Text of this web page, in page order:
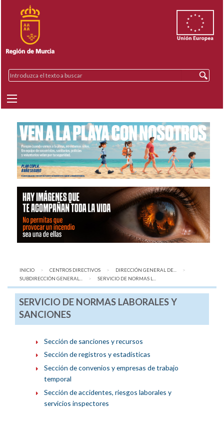
INICIO CENTROS DIRECTIVOS
DIRECCIÓN GENERAL DE...
SUBDIRECCIÓN GENERAL...
AQUÍ:
SERVICIO DE NORMAS L...
SERVICIO DE NORMAS LABORALES Y
SANCIONES
Sección de sanciones y recursos
Sección de registros y estadísticas
Sección de convenios y empresas de trabajo
temporal
Sección de accidentes, riesgos laborales y
servicios inspectores